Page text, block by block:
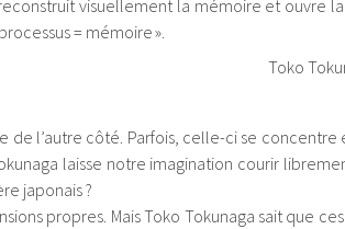
visuellement la mémoire et ouvre
= mémoire ».
Toko
de l’autre côté. Parfois, celle-ci se concentre
laisse notre imagination courir
japonais ?
propres. Mais Toko Tokunaga sait que